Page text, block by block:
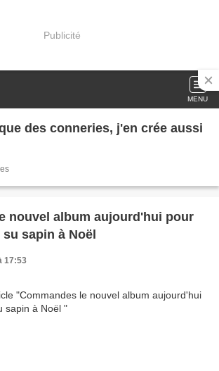
Publicité
MENU
des conneries, j'en crée aussi
nouvel album aujourd'hui pour
sapin à Noël
17:53